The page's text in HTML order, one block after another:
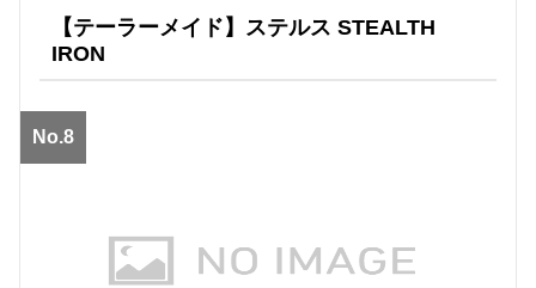
【テーラーメイド】ステルス STEALTH
IRON
No.8